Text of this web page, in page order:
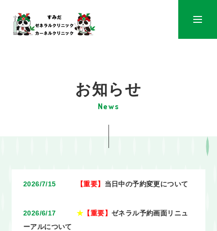
メニ
お知らせ
2026/7/15 【重要】 当日中の予約変更について
2026/6/17 ★ 【重要】ゼネラル予約画面リニュ
ーアルについて